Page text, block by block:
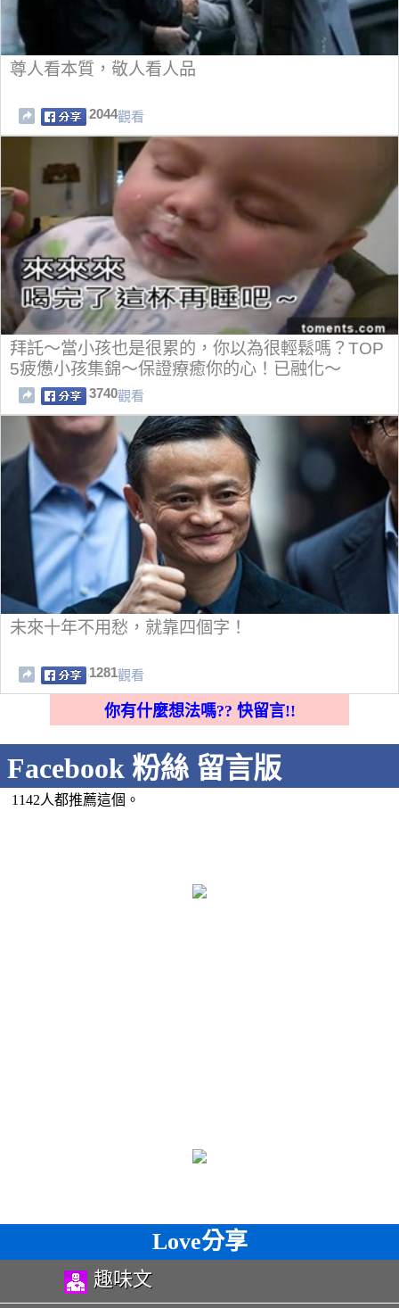
尊人看本質，敬人看人品
2044觀看
拜託～當小孩也是很累的，你以為很輕鬆嗎？TOP
5疲憊小孩集錦～保證療癒你的心！已融化～
3740觀看
未來十年不用愁，就靠四個字！
1281觀看
你有什麼想法嗎?? 快留言!!
Facebook 粉絲 留言版
1142人都推薦這個。
Love分享
趣味文